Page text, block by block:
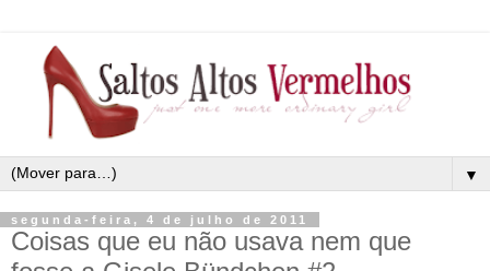
▼
segunda-feira, 4 de julho de 2011
Coisas que eu não usava nem que